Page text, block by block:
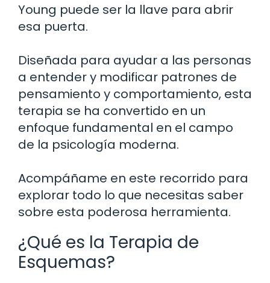
Young puede ser la llave para abrir
esa puerta.
Diseñada para ayudar a las personas
a entender y modificar patrones de
pensamiento y comportamiento, esta
terapia se ha convertido en un
enfoque fundamental en el campo
de la psicología moderna.
Acompáñame en este recorrido para
explorar todo lo que necesitas saber
sobre esta poderosa herramienta.
¿Qué es la Terapia de
Esquemas?